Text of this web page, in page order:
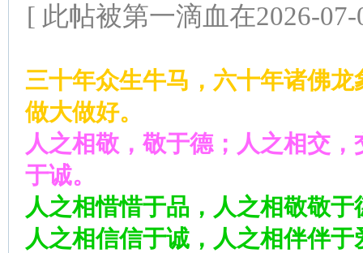
[ 此帖被第一滴血在2026-
三十年众生牛马，六十年诸佛
做大做好。
人之相敬，敬于德；人之相交
于诚。
人之相惜惜于品，人之相敬敬
人之相信信于诚，人之相伴伴于